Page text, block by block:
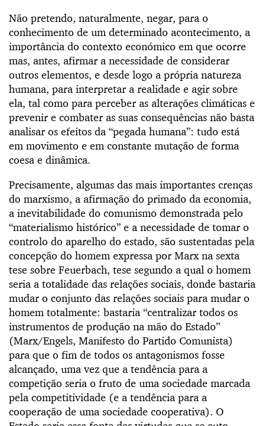
Não pretendo, naturalmente, negar, para o
conhecimento de um determinado acontecimento, a
importância do contexto económico em que ocorre
mas, antes, afirmar a necessidade de considerar
outros elementos, e desde logo a própria natureza
humana, para interpretar a realidade e agir sobre
ela, tal como para perceber as alterações climáticas e
prevenir e combater as suas consequências não basta
analisar os efeitos da “pegada humana”: tudo está
em movimento e em constante mutação de forma
coesa e dinâmica.
Precisamente, algumas das mais importantes crenças
do marxismo, a afirmação do primado da economia,
a inevitabilidade do comunismo demonstrada pelo
“materialismo histórico” e a necessidade de tomar o
controlo do aparelho do estado, são sustentadas pela
concepção do homem expressa por Marx na sexta
tese sobre Feuerbach, tese segundo a qual o homem
seria a totalidade das relações sociais, donde bastaria
mudar o conjunto das relações sociais para mudar o
homem totalmente: bastaria “centralizar todos os
instrumentos de produção na mão do Estado”
(Marx/Engels, Manifesto do Partido Comunista)
para que o fim de todos os antagonismos fosse
alcançado, uma vez que a tendência para a
competição seria o fruto de uma sociedade marcada
pela competitividade (e a tendência para a
cooperação de uma sociedade cooperativa). O